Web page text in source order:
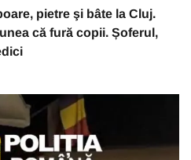
pietre şi bâte la Cluj.
că fură copii. Șoferul,